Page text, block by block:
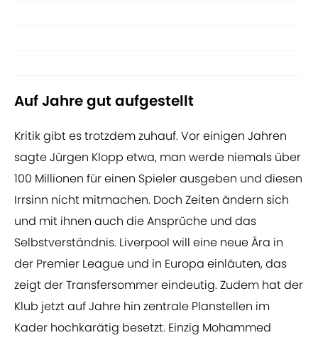
Auf Jahre gut aufgestellt
Kritik gibt es trotzdem zuhauf. Vor einigen Jahren
sagte Jürgen Klopp etwa, man werde niemals über
100 Millionen für einen Spieler ausgeben und diesen
Irrsinn nicht mitmachen. Doch Zeiten ändern sich
und mit ihnen auch die Ansprüche und das
Selbstverständnis. Liverpool will eine neue Ära in
der Premier League und in Europa einläuten, das
zeigt der Transfersommer eindeutig. Zudem hat der
Klub jetzt auf Jahre hin zentrale Planstellen im
Kader hochkarätig besetzt. Einzig Mohammed